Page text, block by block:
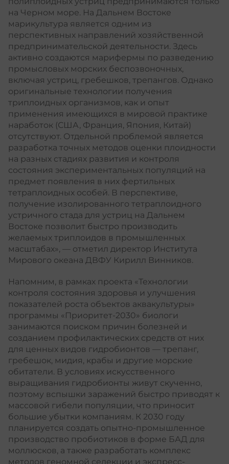
на Черном море. На Дальнем Востоке
марикультура является одним из
перспективных направлений хозяйственной
предпринимательской деятельности. Здесь
активно создаются марифермы по разведению
промысловых морских беспозвоночных,
включая устриц, гребешков, трепангов. Однако
оригинальные технологии получения
триплоидных организмов, как и опыт
применения имеющихся в мировой практике
наработок (США, Франция, Япония, Китай)
отсутствуют. Отдельной проблемой является
разработка точных методов оценки плоидности
на разных стадиях развития и контроля
состояния экспериментальных популяций на
предмет появления в них фертильных
тетраплоидных особей. В перспективе,
получение изолированного тетраплоидного
устричного стада для устриц на Дальнем
Востоке позволит быстро производить
желаемых триплоидов в промышленных
масштабах», — отметил директор Института
Мирового океана ДВФУ Кирилл Винников.
Напомним, в рамках проекта «Технологии
контроля состояния здоровья и улучшения
показателей роста объектов аквакультуры»
программы «Приоритет-2030» биологи
занимаются поиском причин болезней и
созданием профилактических средств от них
для ценных видов гидробионтов ― трепанг,
гребешок, мидия, крабы и другие морские
обитатели. В условиях искусственного
выращивания гидробионты живут скученно,
поэтому вспышки заражений быстро приводят к
массовой гибели популяции, что приносит
большие убытки компаниям. К 2030 году
планируется создать опытно-промышленное
производство пробиотиков в форме БАД для
моллюсков, а также разработать комплекс
методов геномной селекции и экспресс-